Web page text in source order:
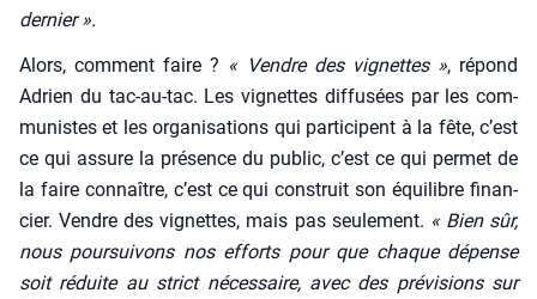
der­nier ».
Alors, com­ment faire ? « Vendre des vignettes », répond
Adrien du tac-au-tac. Les vignettes dif­fu­sées par les com­
mu­nistes et les orga­ni­sa­tions qui par­ti­cipent à la fête, c’est
ce qui assure la pré­sence du public, c’est ce qui per­met de
la faire connaître, c’est ce qui construit son équi­libre finan­
cier. Vendre des vignettes, mais pas seule­ment. « Bien sûr,
nous pour­sui­vons nos efforts pour que chaque dépense
soit réduite au strict néces­saire, avec des pré­vi­sions sur